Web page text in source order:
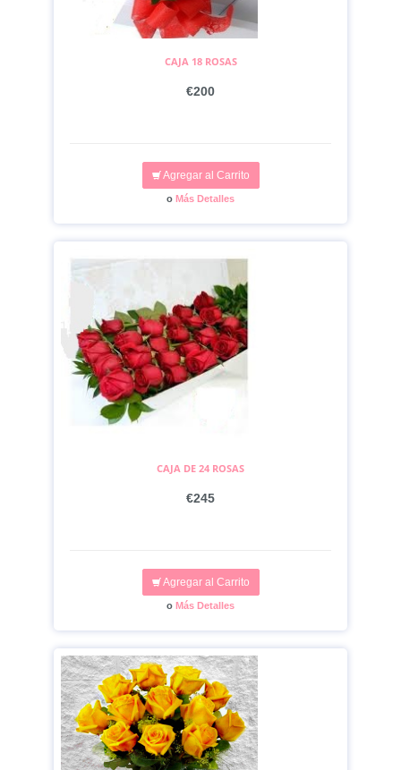
CAJA 18 ROSAS
€200
Agregar al Carrito
o Más Detalles
CAJA DE 24 ROSAS
€245
Agregar al Carrito
o Más Detalles